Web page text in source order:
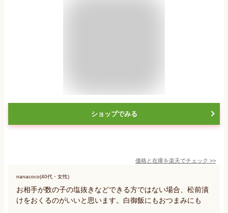
ショップでみる
価格と在庫を楽天でチェック >>
nanacoco(40代・女性)
お相手が数の子の塩抜きなどできる方ではない場合、松前漬
けをおくるのがいいと思います。白御飯にもおつまみにも